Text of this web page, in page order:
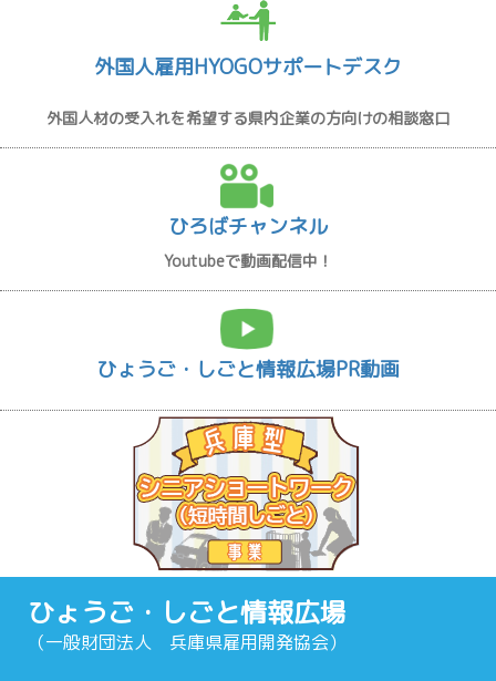
外国人雇用HYOGOサポートデスク
外国人材の受入れを希望する県内企業の方向けの相談窓口
ひろばチャンネル
Youtubeで動画配信中！
ひょうご・しごと情報広場PR動画
ひょうご・しごと情報広場
（一般財団法人 兵庫県雇用開発協会）